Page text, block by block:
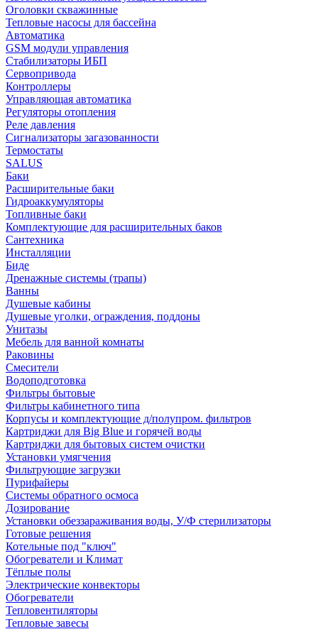
Оголовки скважинные
Тепловые насосы для бассейна
Автоматика
GSM модули управления
Стабилизаторы ИБП
Сервопривода
Контроллеры
Управляющая автоматика
Регуляторы отопления
Реле давления
Сигнализаторы загазованности
Термостаты
SALUS
Баки
Расширительные баки
Гидроаккумуляторы
Топливные баки
Комплектующие для расширительных баков
Сантехника
Инсталляции
Биде
Дренажные системы (трапы)
Ванны
Душевые кабины
Душевые уголки, ограждения, поддоны
Унитазы
Мебель для ванной комнаты
Раковины
Смесители
Водоподготовка
Фильтры бытовые
Фильтры кабинетного типа
Корпусы и комплектующие д/полупром. фильтров
Картриджи для Big Blue и горячей воды
Картриджи для бытовых систем очистки
Установки умягчения
Фильтрующие загрузки
Пурифайеры
Системы обратного осмоса
Дозирование
Установки обеззараживания воды, У/Ф стерилизаторы
Готовые решения
Котельные под "ключ"
Обогреватели и Климат
Тёплые полы
Электрические конвекторы
Обогреватели
Тепловентиляторы
Тепловые завесы